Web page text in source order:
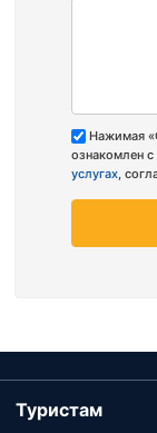
Нажимая
ознакомлен с
услугах,
Туристам